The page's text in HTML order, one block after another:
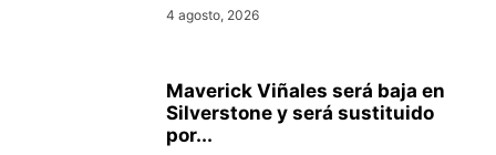
4 agosto, 2026
Maverick Viñales será baja en
Silverstone y será sustituido
por...